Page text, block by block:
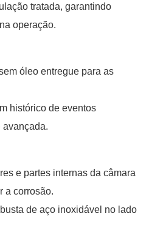
tratada, garantindo
operação.
óleo entregue para as
histórico de eventos
avançada.
e partes internas da câmara
a corrosão.
de aço inoxidável no lado